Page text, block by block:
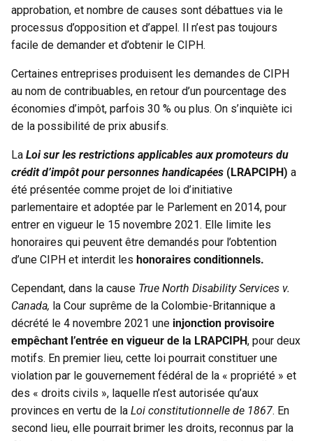
approbation, et nombre de causes sont débattues via le
processus d’opposition et d’appel. Il n’est pas toujours
facile de demander et d’obtenir le CIPH.
Certaines entreprises produisent les demandes de CIPH
au nom de contribuables, en retour d’un pourcentage des
économies d’impôt, parfois 30 % ou plus. On s’inquiète ici
de la possibilité de prix abusifs.
La Loi sur les restrictions applicables aux promoteurs du
crédit d’impôt pour personnes handicapées (LRAPCIPH) a
été présentée comme projet de loi d’initiative
parlementaire et adoptée par le Parlement en 2014, pour
entrer en vigueur le 15 novembre 2021. Elle limite les
honoraires qui peuvent être demandés pour l’obtention
d’une CIPH et interdit les honoraires conditionnels.
Cependant, dans la cause True North Disability Services v.
Canada, la Cour suprême de la Colombie-Britannique a
décrété le 4 novembre 2021 une injonction provisoire
empêchant l’entrée en vigueur de la LRAPCIPH, pour deux
motifs. En premier lieu, cette loi pourrait constituer une
violation par le gouvernement fédéral de la « propriété » et
des « droits civils », laquelle n’est autorisée qu’aux
provinces en vertu de la Loi constitutionnelle de 1867. En
second lieu, elle pourrait brimer les droits, reconnus par la